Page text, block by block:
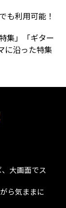
も利用可能！
集」「ギター
に沿った特集
大画面でス
ら気ままに